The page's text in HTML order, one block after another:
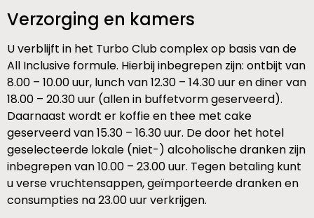
Verzorging en kamers
U verblijft in het Turbo Club complex op basis van de
All Inclusive formule. Hierbij inbegrepen zijn: ontbijt van
8.00 – 10.00 uur, lunch van 12.30 – 14.30 uur en diner van
18.00 – 20.30 uur (allen in buffetvorm geserveerd).
Daarnaast wordt er koffie en thee met cake
geserveerd van 15.30 – 16.30 uur. De door het hotel
geselecteerde lokale (niet-) alcoholische dranken zijn
inbegrepen van 10.00 – 23.00 uur. Tegen betaling kunt
u verse vruchtensappen, geïmporteerde dranken en
consumpties na 23.00 uur verkrijgen.